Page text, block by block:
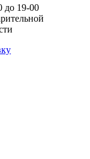
до 19-00